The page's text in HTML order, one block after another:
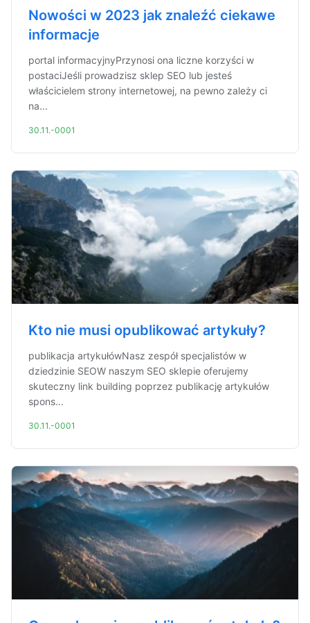
Nowości w 2023 jak znaleźć ciekawe
informacje
portal informacyjnyPrzynosi ona liczne korzyści w
postaciJeśli prowadzisz sklep SEO lub jesteś
właścicielem strony internetowej, na pewno zależy ci
na...
30.11.-0001
Kto nie musi opublikować artykuły?
publikacja artykułówNasz zespół specjalistów w
dziedzinie SEOW naszym SEO sklepie oferujemy
skuteczny link building poprzez publikację artykułów
spons...
30.11.-0001